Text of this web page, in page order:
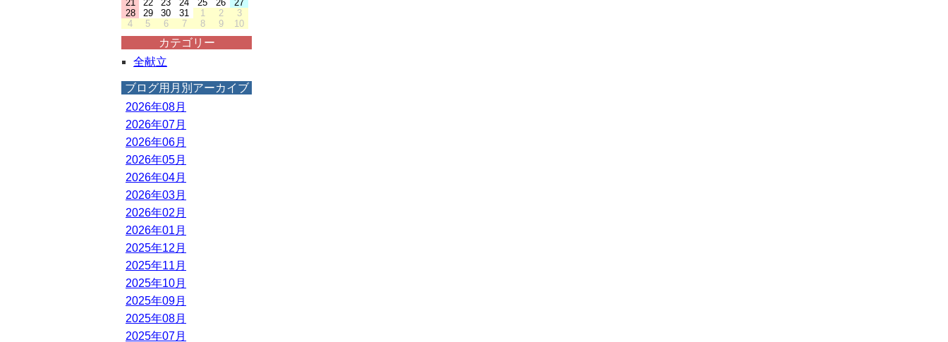
21
22 23 24 25 26
27
28
29 30 31 1 2
3
4
5 6 7 8 9 10
カテゴリー
全献立
ブログ用月別アーカイブ
2026年08月
2026年07月
2026年06月
2026年05月
2026年04月
2026年03月
2026年02月
2026年01月
2025年12月
2025年11月
2025年10月
2025年09月
2025年08月
2025年07月